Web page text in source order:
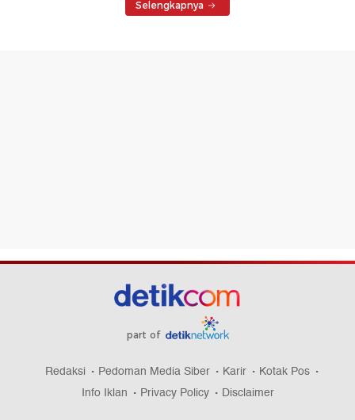
Selengkapnya
part of
Redaksi Pedoman Media Siber Karir
Kotak Pos
Info Iklan
Privacy Policy Disclaimer